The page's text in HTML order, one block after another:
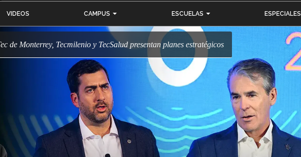
VIDEOS CAMPUS ESCUELAS ESPECIALES
Tec de Monterrey, Tecmilenio y TecSalud presentan planes estratégicos